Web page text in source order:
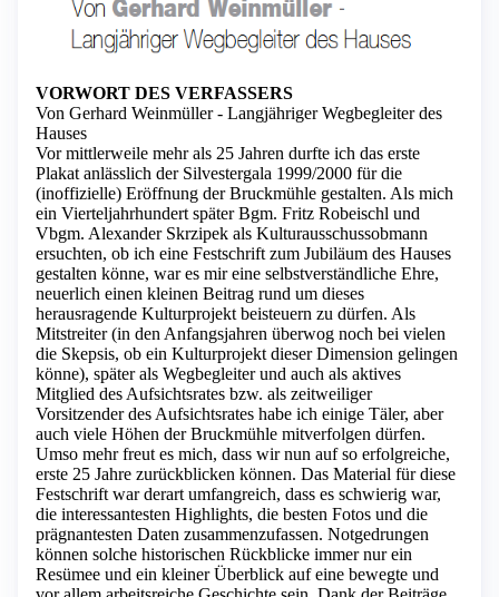
VORWORT DES VERFASSERS
Von Gerhard Weinmüller - Langjähriger Wegbegleiter des
Hauses
Vor mittlerweile mehr als 25 Jahren durfte ich das erste
Plakat anlässlich der Silvestergala 1999/2000 für die
(inoffizielle) Eröffnung der Bruckmühle gestalten. Als mich
ein Vierteljahrhundert später Bgm. Fritz Robeischl und
Vbgm. Alexander Skrzipek als Kulturausschussobmann
ersuchten, ob ich eine Festschrift zum Jubiläum des Hauses
gestalten könne, war es mir eine selbstverständliche Ehre,
neuerlich einen kleinen Beitrag rund um dieses
herausragende Kulturprojekt beisteuern zu dürfen. Als
Mitstreiter (in den Anfangsjahren überwog noch bei vielen
die Skepsis, ob ein Kulturprojekt dieser Dimension gelingen
könne), später als Wegbegleiter und auch als aktives
Mitglied des Aufsichtsrates bzw. als zeitweiliger
Vorsitzender des Aufsichtsrates habe ich einige Täler, aber
auch viele Höhen der Bruckmühle mitverfolgen dürfen.
Umso mehr freut es mich, dass wir nun auf so erfolgreiche,
erste 25 Jahre zurückblicken können. Das Material für diese
Festschrift war derart umfangreich, dass es schwierig war,
die interessantesten Highlights, die besten Fotos und die
prägnantesten Daten zusammenzufassen. Notgedrungen
können solche historischen Rückblicke immer nur ein
Resümee und ein kleiner Überblick auf eine bewegte und